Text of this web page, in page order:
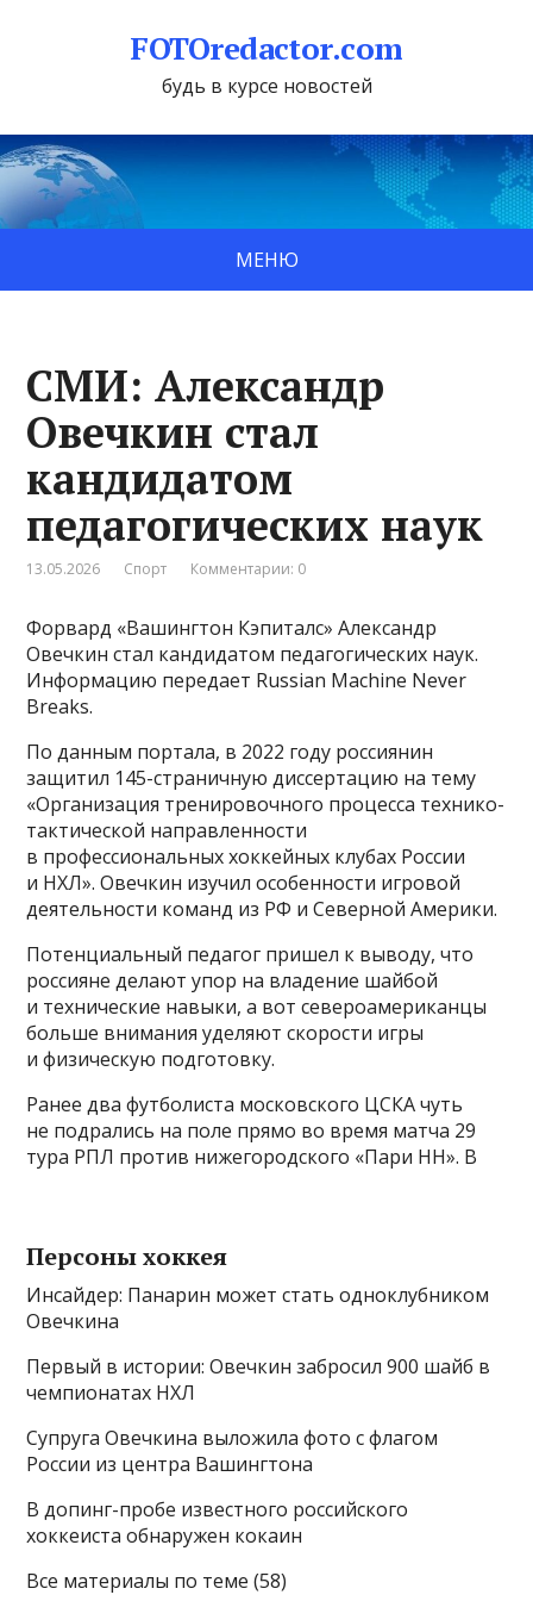
FOTOredactor.com
будь в курсе новостей
МЕНЮ
СМИ: Александр
Овечкин стал
кандидатом
педагогических наук
13.05.2026 Спорт Комментарии: 0
Форвард «Вашингтон Кэпиталс» Александр
Овечкин стал кандидатом педагогических наук.
Информацию передает Russian Machine Never
Breaks.
По данным портала, в 2022 году россиянин
защитил 145-страничную диссертацию на тему
«Организация тренировочного процесса технико-
тактической направленности
в профессиональных хоккейных клубах России
и НХЛ». Овечкин изучил особенности игровой
деятельности команд из РФ и Северной Америки.
Потенциальный педагог пришел к выводу, что
россияне делают упор на владение шайбой
и технические навыки, а вот североамериканцы
больше внимания уделяют скорости игры
и физическую подготовку.
Ранее два футболиста московского ЦСКА чуть
не подрались на поле прямо во время матча 29
тура РПЛ против нижегородского «Пари НН». В
Персоны хоккея
Инсайдер: Панарин может стать одноклубником
Овечкина
Первый в истории: Овечкин забросил 900 шайб в
чемпионатах НХЛ
Супруга Овечкина выложила фото с флагом
России из центра Вашингтона
В допинг-пробе известного российского
хоккеиста обнаружен кокаин
Все материалы по теме (58)